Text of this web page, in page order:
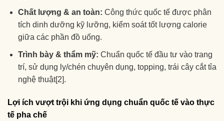
Chất lượng & an toàn: Công thức quốc tế được phân
tích dinh dưỡng kỹ lưỡng, kiểm soát tốt lượng calorie
giữa các phần đồ uống.
Trình bày & thẩm mỹ: Chuẩn quốc tế đầu tư vào trang
trí, sử dụng ly/chén chuyên dụng, topping, trái cây cắt tỉa
nghệ thuật[2].
Lợi ích vượt trội khi ứng dụng chuẩn quốc tế vào thực
tế pha chế